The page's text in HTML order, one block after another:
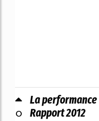
0
La
Rapport 2012